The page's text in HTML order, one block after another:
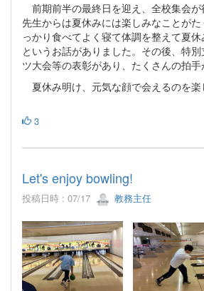
前期前半の最終日を迎え、全校集会
先生からは夏休みには楽しみなことが
っかり食べてよく寝て体調を整えて夏
というお話がありました。その後、特
ツ大会等の表彰があり、たくさんの拍手
夏休み明け、元気な顔で会えるのを楽
3
Let's enjoy bowling!
投稿日時 : 07/17 教務主任